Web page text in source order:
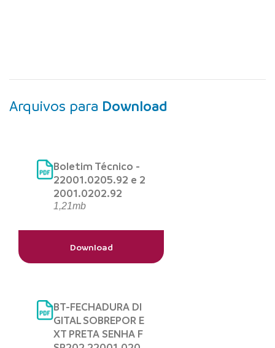
Arquivos para Download
Boletim Técnico -
22001.0205.92 e 2
2001.0202.92
1,21mb
Download
BT-FECHADURA DI
GITAL SOBREPOR E
XT PRETA SENHA F